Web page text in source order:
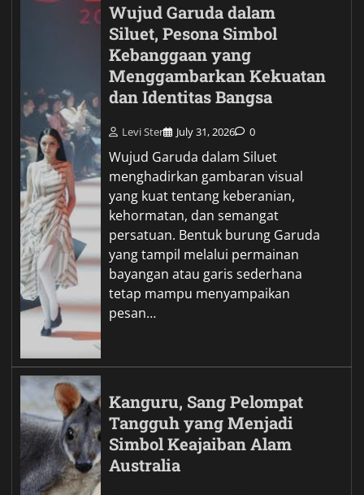
Wujud Garuda dalam
Siluet, Pesona Simbol
Kebanggaan yang
Menggambarkan Kekuatan
dan Identitas Bangsa
Levi Ster July 31, 2026 0
Wujud Garuda dalam Siluet
menghadirkan gambaran visual
yang kuat tentang keberanian,
kehormatan, dan semangat
persatuan. Bentuk burung Garuda
yang tampil melalui permainan
bayangan atau garis sederhana
tetap mampu menyampaikan
pesan…
Kanguru, Sang Pelompat
Tangguh yang Menjadi
Simbol Keajaiban Alam
Australia